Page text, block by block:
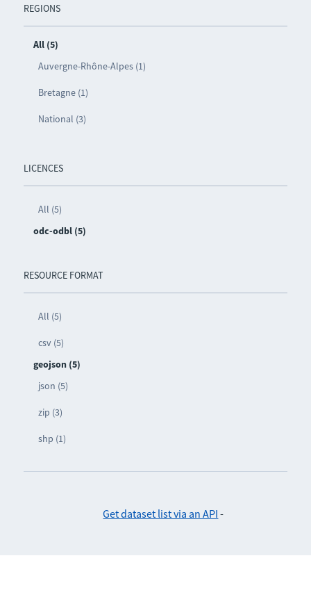
REGIONS
All (5)
Auvergne-Rhône-Alpes (1)
Bretagne (1)
National (3)
LICENCES
All (5)
odc-odbl (5)
RESOURCE FORMAT
All (5)
csv (5)
geojson (5)
json (5)
zip (3)
shp (1)
Get dataset list via an API -